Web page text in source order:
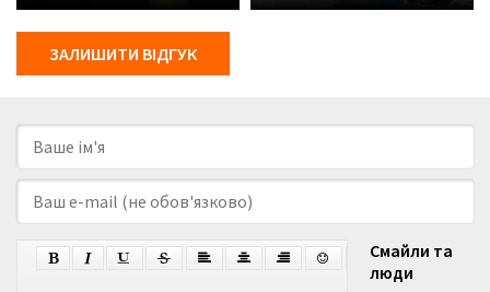
ЗАЛИШИТИ ВІДГУК
Смайли та
люди